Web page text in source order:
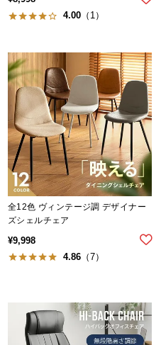
4.00 （1）
全12色 ヴィンテージ調 デザイナー
ズシェルチェア
¥9,998
4.86 （7）